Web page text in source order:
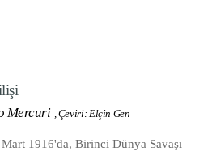
Mercuri ,Çeviri: Elçin Gen
1916'da, Birinci Dünya Savaşı